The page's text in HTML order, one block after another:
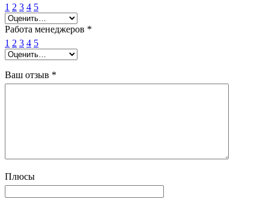
1 2 3 4 5
Работа менеджеров *
1 2 3 4 5
Ваш отзыв *
Плюсы